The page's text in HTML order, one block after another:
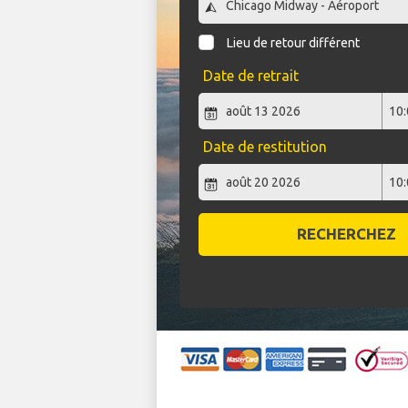
Lieu de retour différent
Date de retrait
Date de restitution
RECHERCHEZ